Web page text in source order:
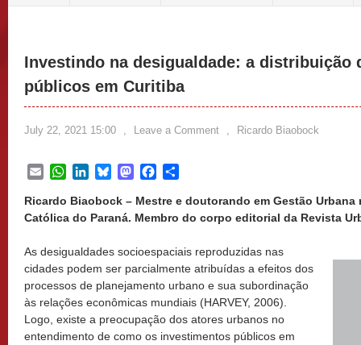
Investindo na desigualdade: a distribuição
públicos em Curitiba
July 22, 2021 15:00 , Leave a Comment , Ricardo Biaobock
EmailWhatsApp
LinkedInBlueskyMastodonFacebook
Ricardo Biaobock – Mestre e doutorando em Gestão
Católica do Paraná. Membro do corpo editorial da Revista
As desigualdades socioespaciais reproduzidas nas
cidades podem ser parcialmente atribuídas a efeitos dos
processos de planejamento urbano e sua subordinação
às relações econômicas mundiais (HARVEY, 2006).
Logo, existe a preocupação dos atores urbanos no
entendimento de como os investimentos públicos em